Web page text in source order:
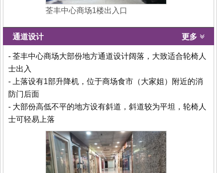
荃丰中心商场1楼出入口
通道设计 更多
- 荃丰中心商场大部份地方通道设计阔落，大致适合轮椅人
士出入
- 上落设有1部升降机，位于商场食市（大家姐）附近的消
防门后面
- 大部份高低不平的地方设有斜道，斜道较为平坦，轮椅人
士可轻易上落